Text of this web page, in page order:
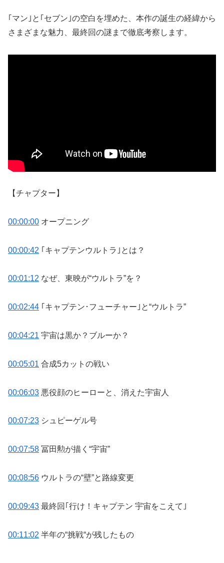
｢マン｣と｢セブン｣の空白を埋めた、本作の誕生の経緯から
さまざまな魅力、最終回の謎まで徹底考察します。
【チャプター】
00:00:00 オープニング
00:00:42 ｢キャプテンウルトラ｣とは？
00:01:12 なぜ、東映が“ウルトラ”を？
00:02:44 ｢キャプテン･フューチャー｣と“ウルトラ”
00:04:21 宇宙は黒か？ブルーか？
00:05:01 合成5カットの戦い
00:06:03 悪役顔のヒーローと、消えた宇宙人
00:07:23 シュピーゲル号
00:07:58 冨田勲が描く“宇宙”
00:08:56 ウルトラの“壁”と路線変更
00:09:43 最終回｢行け！キャプテン 宇宙をこえて｣
00:11:02 半年の“挑戦“が残したもの